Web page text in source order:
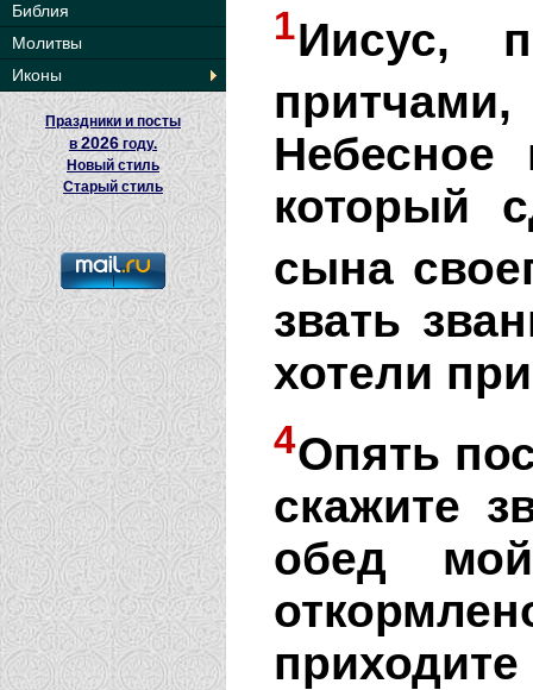
Библия
Молитвы
Иконы
Праздники и посты
в2026 году.
Новый стиль
Старый стиль
1Иисус,
Небесное
который
сына
звать
хотели
4Опять
скажите
обед